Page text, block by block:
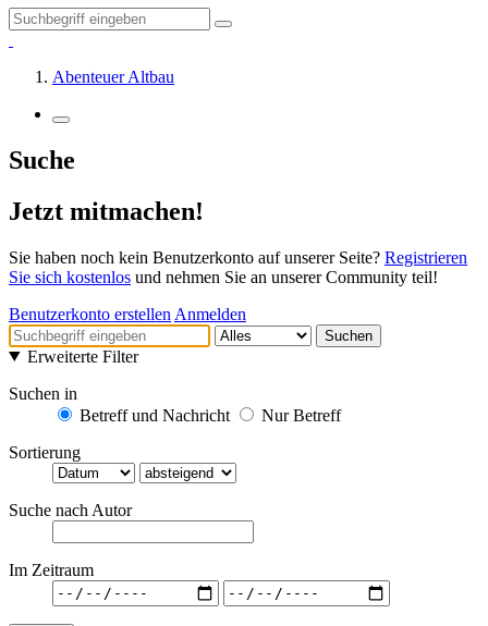
Abenteuer Altbau
Suche
Jetzt mitmachen!
Sie haben noch kein Benutzerkonto auf unserer Seite? Registrieren
Sie sich kostenlos und nehmen Sie an unserer Community teil!
Benutzerkonto erstellen Anmelden
Suchen
Erweiterte Filter
Suchen in
Betreff und Nachricht
Nur Betreff
Sortierung
Suche nach Autor
Im Zeitraum